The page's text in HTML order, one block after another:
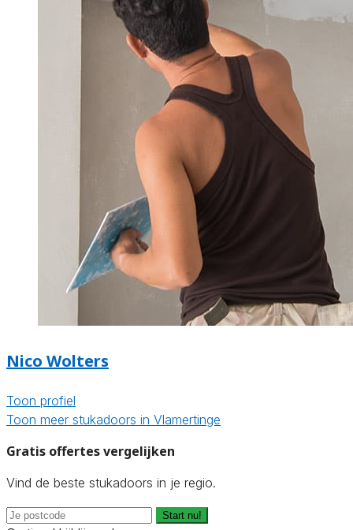
Nico Wolters
Toon profiel
Toon meer stukadoors in Vlamertinge
Gratis offertes vergelijken
Vind de beste stukadoors in je regio.
Start nu!